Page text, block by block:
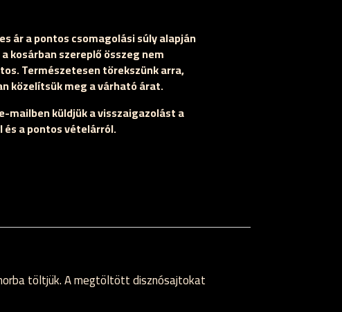
ár a pontos csomagolási súly alapján
kosárban szereplő összeg nem
Természetesen törekszünk arra,
közelítsük meg a várható árat.
mailben küldjük a visszaigazolást a
a pontos vételárról.
töltjük. A megtöltött disznósajtokat